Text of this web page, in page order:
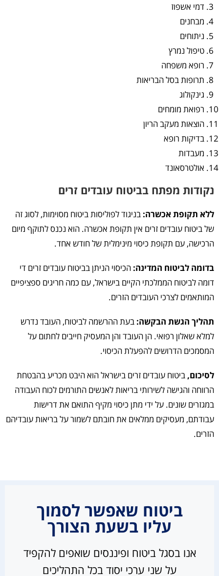
דמי אשפוז
מבחנים
ניתוחים
טיפול נמרץ
רופא משפחה
תרופות בסל הבריאות
גינקולוג
רפואת מומחים
הוצאות מעקב הריון
בדיקות רופא
מעבדות
אולטרסאונד
נקודות מפתח בביטוח עובדים זרים
ללא תקופת אכשרה: בניגוד לפוליסות ביטוח מסוימות, לסוג זה
של ביטוח עובדים זרים אין תקופת אכשרה. הוא נכנס לתוקף מיום
הרכישה, עם תקופת כיסוי מינימלית של חודש אחד.
בדומה לביטוח המדינה: הכיסוי הניתן בביטוח עובדים זרים די
דומה לביטוח הממלכתי הקיים בישראל, עם כמה חריגים ספציפיים
המותאמים לצרכי העובדים הזרים.
תהליך הגשת הבקשה: בעת ההרשמה לביטוח, העובד נדרש
למלא שאלון רפואי. הן העובד והן המעסיק חייבים לחתום על
המסמכים הדרושים להפעלת הכיסוי.
לסיכום, ביטוח עובדים זרים בישראל הוא היבט מכריע בהבטחת
הרווחה והגישה לשירותי בריאות לאנשים התורמים לכוח העבודה
במגזרים שונים. על ידי מתן כיסוי מקיף התואם את דרישות
עבודתם, מעסיקים ממלאים את חובתם לשמור על בריאות עובדיהם
הזרים.
ביטוח שאפשר לסמוך
עליו בשעת הצורך
אנו בסגל ביטוח ופיננסים שואפים להקפיד
על שני ערכי יסוד בכל התהליכים